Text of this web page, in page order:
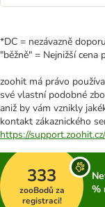
*DC = nezávazně
"běžně" = Nejnižší
zoohit má právo
své vlastní podobné
aniž by vám vznikly
kontakt zákaznického
https://
333
zooBodů za
registraci!
%